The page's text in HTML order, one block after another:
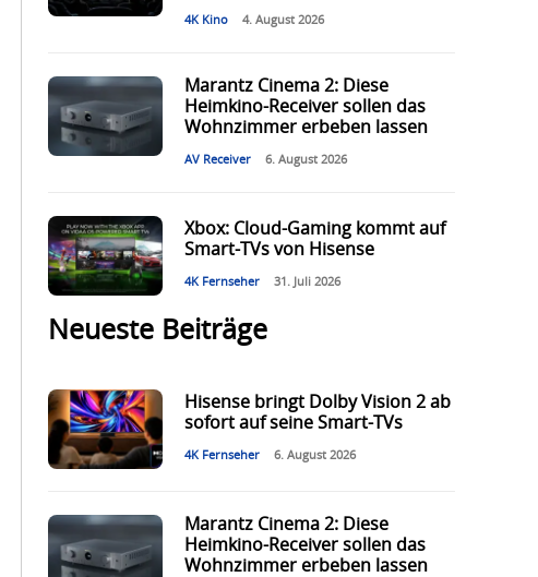
4K Kino 4. August 2026
Marantz Cinema 2: Diese
Heimkino-Receiver sollen das
Wohnzimmer erbeben lassen
AV Receiver 6. August 2026
Xbox: Cloud-Gaming kommt auf
Smart-TVs von Hisense
4K Fernseher 31. Juli 2026
Neueste Beiträge
Hisense bringt Dolby Vision 2 ab
sofort auf seine Smart-TVs
4K Fernseher 6. August 2026
Marantz Cinema 2: Diese
Heimkino-Receiver sollen das
Wohnzimmer erbeben lassen